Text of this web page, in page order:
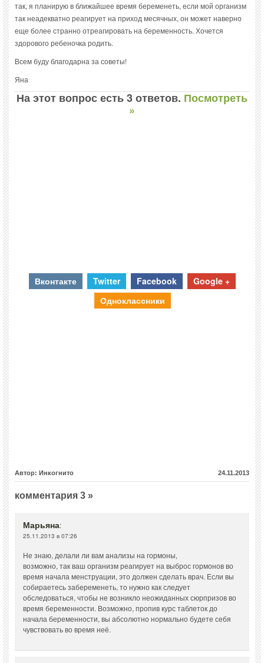
так, я планирую в ближайшее время беременеть, если мой организм
так неадекватно реагирует на приход месячных, он может наверно
еще более странно отреагировать на беременность. Хочется
здорового ребеночка родить.
Всем буду благодарна за советы!
Яна
На этот вопрос есть 3 ответов. Посмотреть
»
Вконтакте Twitter Facebook
Google +
Одноклассники
Автор: Инкогнито 24.11.2013
комментария 3 »
Марьяна:
25.11.2013 в 07:26
Не знаю, делали ли вам анализы на гормоны,
возможно, так ваш организм реагирует на выброс гормонов во
время начала менструации, это должен сделать врач. Если вы
собираетесь забеременеть, то нужно как следует
обследоваться, чтобы не возникло неожиданных сюрпризов во
время беременности. Возможно, пропив курс таблеток до
начала беременности, вы абсолютно нормально будете себя
чувствовать во время неё.